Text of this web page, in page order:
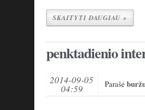
SKAITYTI DAUGIAU »
penktadienio
2014-09-05
04:59 Parašė